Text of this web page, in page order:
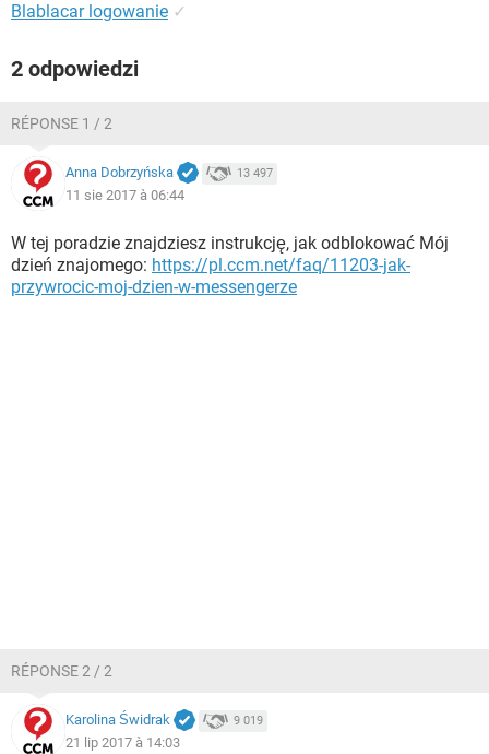
Blablacar logowanie ✓
2 odpowiedzi
RÉPONSE 1 / 2
Anna Dobrzyńska 13 497
11 sie 2017 à 06:44
W tej poradzie znajdziesz instrukcję, jak odblokować Mój
dzień znajomego: https://pl.ccm.net/faq/11203-jak-
przywrocic-moj-dzien-w-messengerze
RÉPONSE 2 / 2
Karolina Świdrak 9 019
21 lip 2017 à 14:03